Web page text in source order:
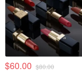
$60.00 $80.00